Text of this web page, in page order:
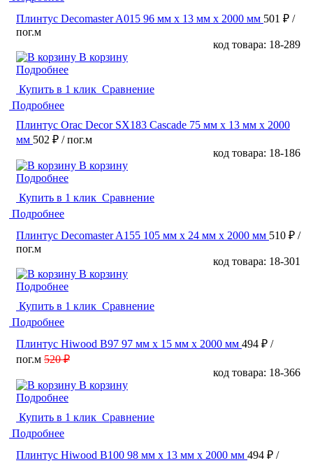
Плинтус Decomaster A015 96 мм х 13 мм х 2000 мм 501 ₽ /
пог.м
код товара: 18-289
В корзину
Подробнее
Купить в 1 клик Сравнение
Подробнее
Плинтус Orac Decor SX183 Cascade 75 мм х 13 мм х 2000
мм 502 ₽ / пог.м
код товара: 18-186
В корзину
Подробнее
Купить в 1 клик Сравнение
Подробнее
Плинтус Decomaster A155 105 мм х 24 мм х 2000 мм 510 ₽ /
пог.м
код товара: 18-301
В корзину
Подробнее
Купить в 1 клик Сравнение
Подробнее
Плинтус Hiwood B97 97 мм х 15 мм х 2000 мм 494 ₽ /
пог.м 520 ₽
код товара: 18-366
В корзину
Подробнее
Купить в 1 клик Сравнение
Подробнее
Плинтус Hiwood В100 98 мм х 13 мм х 2000 мм 494 ₽ /